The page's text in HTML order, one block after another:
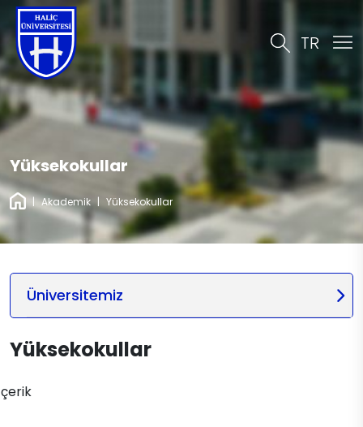
TR
Yüksekokullar
| Akademik | Yüksekokullar
Üniversitemiz
Yüksekokullar